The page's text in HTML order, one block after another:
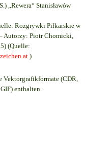
„Rewera“ Stanisławów
Rozgrywki Piłkarskie w
Autorzy: Piotr Chomicki,
(Quelle:
)
Vektorgrafikformate (CDR,
enthalten.